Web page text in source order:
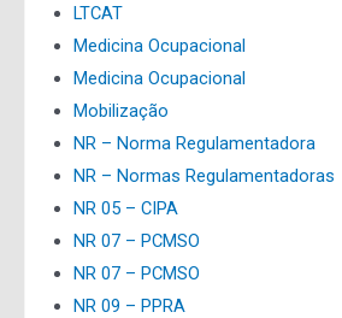
LTCAT
Medicina Ocupacional
Medicina Ocupacional
Mobilização
NR – Norma Regulamentadora
NR – Normas Regulamentadoras
NR 05 – CIPA
NR 07 – PCMSO
NR 07 – PCMSO
NR 09 – PPRA